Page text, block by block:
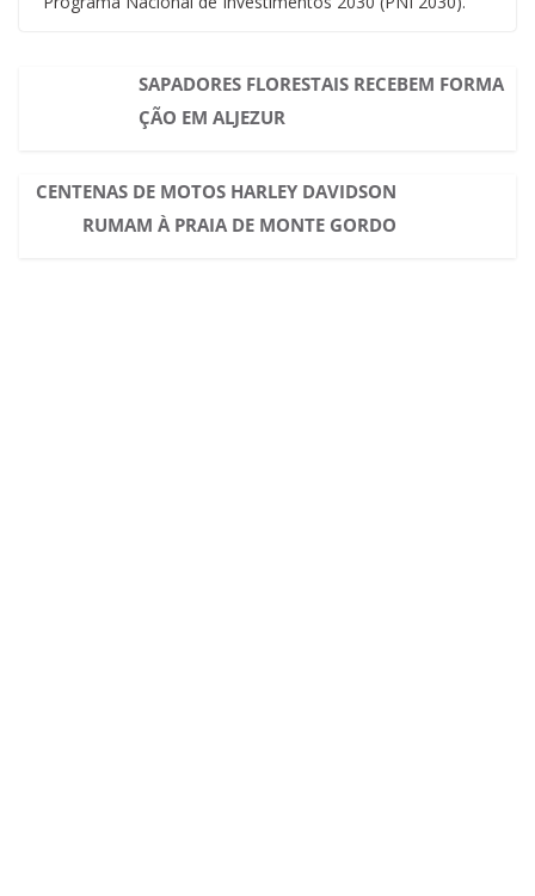
SAPADORES FLORESTAIS RECEBEM FORMA
ÇÃO EM ALJEZUR
CENTENAS DE MOTOS HARLEY DAVIDSON
RUMAM À PRAIA DE MONTE GORDO